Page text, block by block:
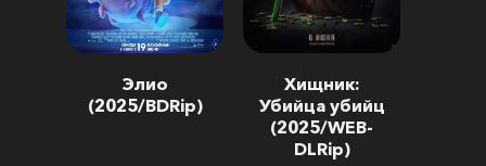
Элио
(2025/BDRip)
Хищник:
Убийца убийц
(2025/WEB-
DLRip)